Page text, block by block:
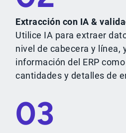
Extracción con IA &
Utilice IA para extraer
nivel de cabecera y línea,
información del ERP
cantidades y detalles de
03